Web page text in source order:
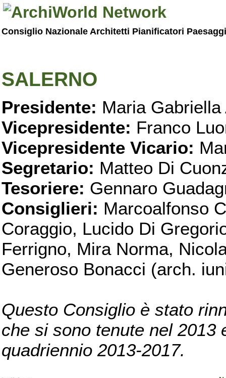
Consiglio Nazionale Architetti Pianificatori
SALERNO
Presidente: Maria Gabriella
Vicepresidente: Franco
Vicepresidente Vicario:
Segretario: Matteo Di
Tesoriere: Gennaro
Consiglieri: Marcoalfonso
Coraggio, Lucido Di
Ferrigno, Mira Norma,
Generoso Bonacci (arch.
Questo Consiglio è stato
che si sono tenute nel 2013
quadriennio 2013-2017.